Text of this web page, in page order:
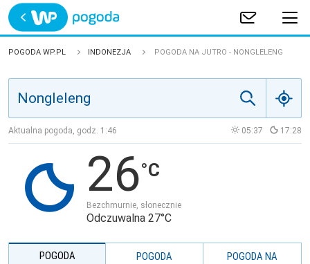
Trwa ładowanie
POLSKA
JAKOŚĆ POWIETRZA
POGODA WP.PL INDONEZJA POGODA NA JUTRO - NONGLELENG
Aktualna pogoda, godz. 1:46 05:37 17:28
26
Bezchmurnie, słonecznie
Odczuwalna 27°C
POGODA
POGODA
POGODA NA